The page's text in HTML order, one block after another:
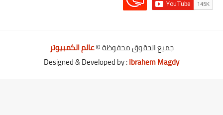
جميع الحقوق محفوظة ©عالم الكمبيوتر
Designed & Developed by :Ibrahem Magdy